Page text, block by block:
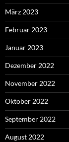
März 2023
Februar 2023
Januar 2023
Dezember 2022
November 2022
Oktober 2022
September 2022
August 2022